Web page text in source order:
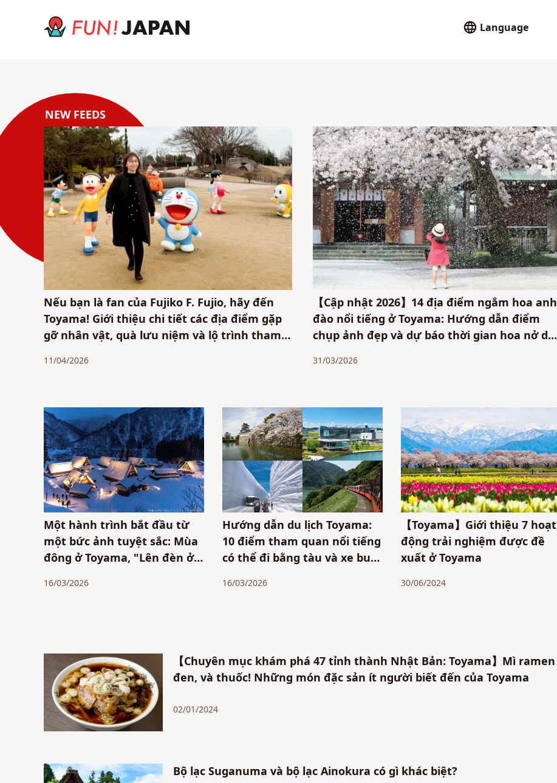
Language
Nếu bạn là fan của Fujiko F. Fujio, hãy đến
Toyama! Giới thiệu chi tiết các địa điểm gặp
gỡ nhân vật, quà lưu niệm và lộ trình tham
11/04/2026
【Cập nhật 2026】14 địa điểm ngắm hoa anh
đào nổi tiếng ở Toyama: Hướng dẫn điểm
chụp ảnh đẹp và dự báo thời gian hoa nở do
31/03/2026
Một hành trình bắt đầu từ
một bức ảnh tuyệt sắc: Mùa
đông ở Toyama, "Lên đèn ở
16/03/2026
Hướng dẫn du lịch Toyama:
10 điểm tham quan nổi tiếng
có thể đi bằng tàu và xe buýt
ý & lịch trình mẫu
16/03/2026
【Toyama】Giới thiệu 7 hoạt
động trải nghiệm được đề
xuất ở Toyama
30/06/2024
【Chuyên mục khám phá 47 tỉnh thành Nhật Bản: Toyama】Mì ramen
đen, và thuốc! Những món đặc sản ít người biết đến của Toyama
02/01/2024
Bộ lạc Suganuma và bộ lạc Ainokura có gì khác biệt?